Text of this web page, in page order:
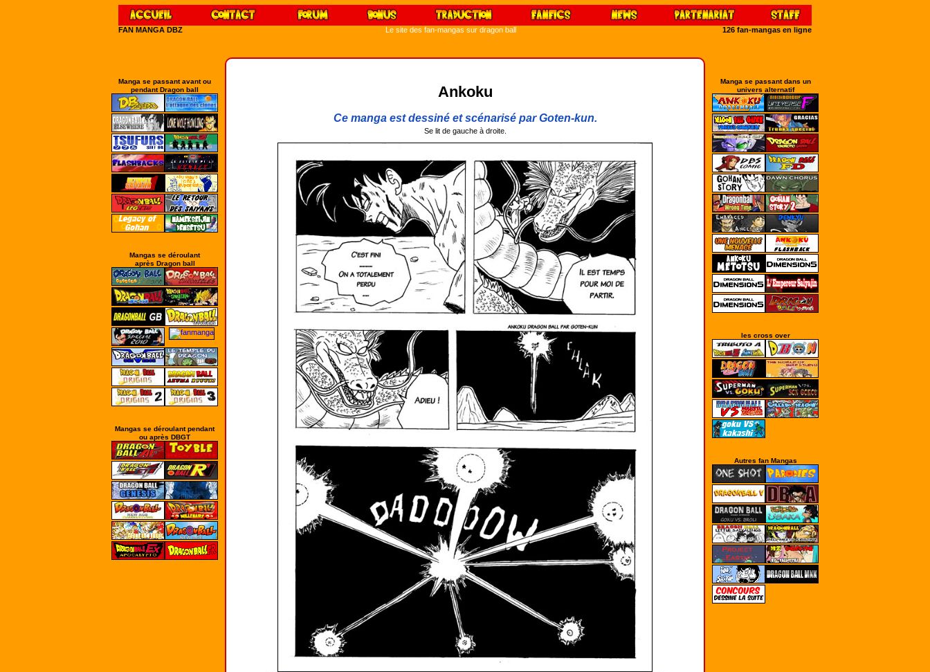
FAN MANGA DBZ Le site des fan-mangas sur dragon ball 126 fan-mangas en ligne
Manga se passant dans un
univers alternatif
les cross over
Autres fan Mangas
Manga se passant avant ou
pendant Dragon ball
Mangas se déroulant
après Dragon ball
Mangas se déroulant pendant
ou après DBGT
Ankoku
Ce manga est dessiné et scénarisé par Goten-kun.
Se lit de gauche à droite.